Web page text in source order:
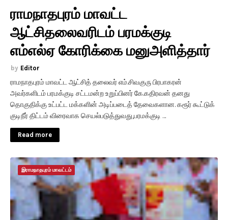
ராமநாதபுரம் மாவட்ட
ஆட்சிதலைவரிடம் பரமக்குடி
எம்எல்ஏ கோரிக்கை மனுஅளித்தார்
Editor
ராமநாதபுரம் மாவட்ட ஆட்சித் தலைவர் எம்.சிவகுரு பிரபாகரன்
அவர்களிடம் பரமக்குடி சட்டமன்ற உறுப்பினர் கே.கதிரவன் தனது
தொகுதிக்கு உட்பட்ட மக்களின் அடிப்படைத் தேவைகளான. கரூர் கூட்டுக்
குடிநீர் திட்டம் விரைவாக செயல்படுத்துவது,பரமக்குடி …
Read more
இராமநாதபுரம் மாவட்டம்